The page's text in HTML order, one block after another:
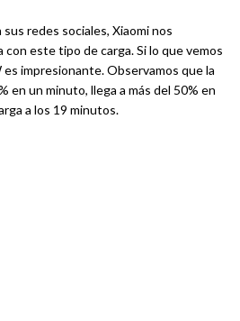
redes sociales, Xiaomi nos
este tipo de carga. Si lo que vemos
impresionante. Observamos que la
en un minuto, llega a más del 50% en
a los 19 minutos.